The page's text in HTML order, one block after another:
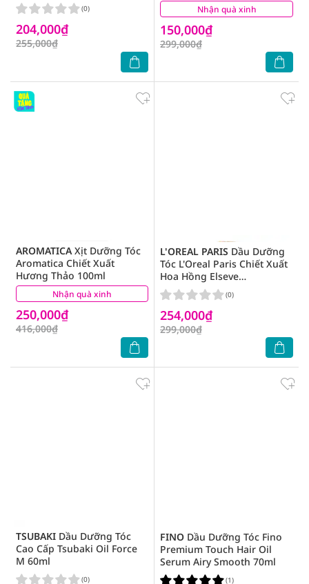
204,000₫
255,000₫
(0) Nhận quà xinh
150,000₫
299,000₫
(4)
Nhận quà xinh
AROMATICAXịt Dưỡng Tóc
Aromatica Chiết Xuất
Hương Thảo 100ml
250,000₫
416,000₫
(9)
L'OREAL PARIS Dầu Dưỡng
Tóc L'Oreal Paris Chiết Xuất
Hoa Hồng Elseve
Extraordinary Oil Serum
100ml
254,000₫
299,000₫
(0)
TSUBAKI Dầu Dưỡng Tóc
Cao Cấp Tsubaki Oil Force
M 60ml
(0)
FINO Dầu Dưỡng Tóc Fino
Premium Touch Hair Oil
Serum Airy Smooth 70ml
(1)